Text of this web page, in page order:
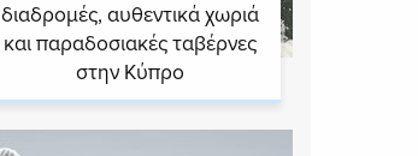
διαδρομές, αυθεντικά χωριά
και παραδοσιακές ταβέρνες
στην Κύπρο